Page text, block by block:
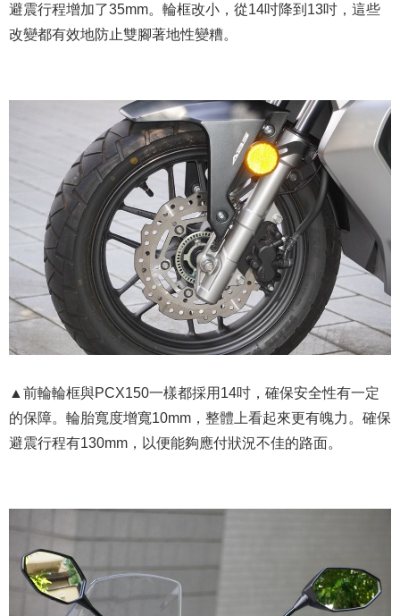
避震行程增加了35mm。輪框改小，從14吋降到13吋，這些
改變都有效地防止雙腳著地性變糟。
▲前輪輪框與PCX150一樣都採用14吋，確保安全性有一定
的保障。輪胎寬度增寬10mm，整體上看起來更有魄力。確保
避震行程有130mm，以便能夠應付狀況不佳的路面。